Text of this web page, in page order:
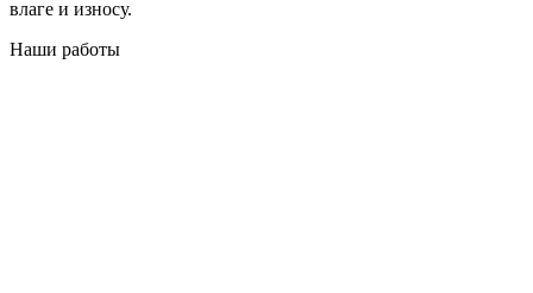
влаге и износу.
Наши работы